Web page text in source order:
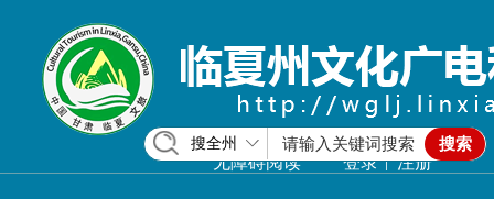
无障碍阅读 登录 | 注册
搜全州 搜索